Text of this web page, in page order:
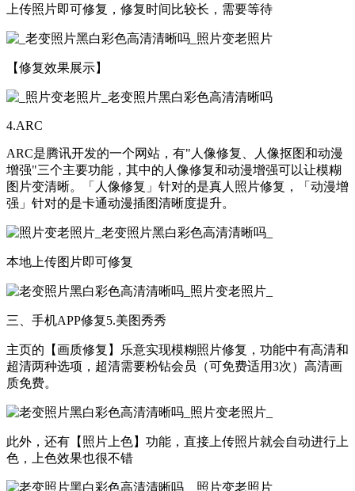
上传照片即可修复，修复时间比较长，需要等待
【修复效果展示】
4.ARC
ARC是腾讯开发的一个网站，有"人像修复、人像抠图和动漫
增强"三个主要功能，其中的人像修复和动漫增强可以让模糊
图片变清晰。「人像修复」针对的是真人照片修复，「动漫增
强」针对的是卡通动漫插图清晰度提升。
本地上传图片即可修复
三、手机APP修复5.美图秀秀
主页的【画质修复】乐意实现模糊照片修复，功能中有高清和
超清两种选项，超清需要粉钻会员（可免费适用3次）高清画
质免费。
此外，还有【照片上色】功能，直接上传照片就会自动进行上
色，上色效果也很不错